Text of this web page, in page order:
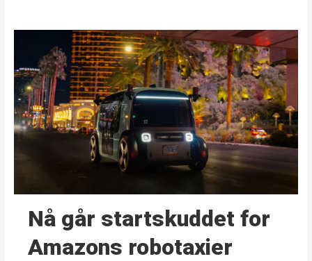
Nå går start­skuddet for
Amazons robotaxier